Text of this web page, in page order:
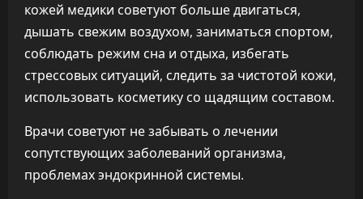
кожей медики советуют больше двигаться,
дышать свежим воздухом, заниматься спортом,
соблюдать режим сна и отдыха, избегать
стрессовых ситуаций, следить за чистотой кожи,
использовать косметику со щадящим составом.
Врачи советуют не забывать о лечении
сопутствующих заболеваний организма,
проблемах эндокринной системы.